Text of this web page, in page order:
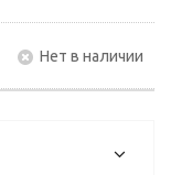
Нет в наличии